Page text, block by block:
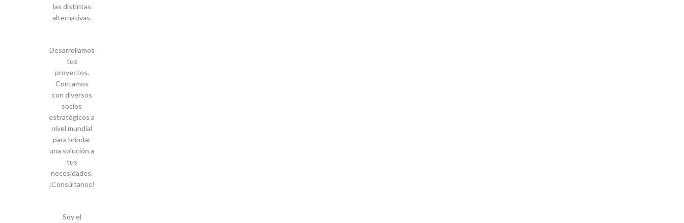
las distintas
alternativas.
Desarrollamos
tus
proyectos.
Contamos
con diversos
socios
estratégicos a
nivel mundial
para brindar
una solución a
tus
necesidades.
¡Consúltanos!
Soy el